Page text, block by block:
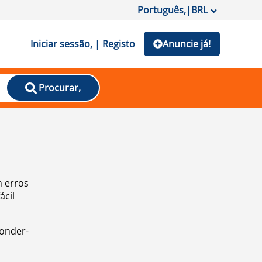
Português,|BRL
Iniciar sessão, | Registo Anuncie já!
Procurar,
erros